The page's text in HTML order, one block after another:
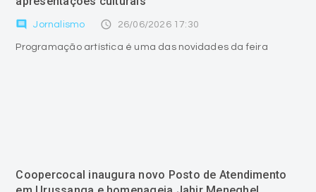
comment Jornalismo access_time 26/06/2026 17:30
Programação artística é uma das novidades da feira
Coopercocal inaugura novo Posto de Atendimento